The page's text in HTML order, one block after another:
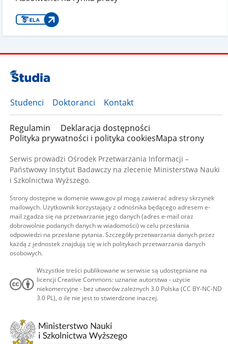
Studenci Doktoranci Kontakt
Regulamin
Deklaracja dostępności
Polityka prywatności i polityka cookiesMapa strony
Serwis prowadzi Ośrodek Przetwarzania Informacji –
Państwowy Instytut Badawczy na zlecenie Ministerstwa Nauki
i Szkolnictwa Wyższego.
Strony dostępne w domenie www.gov.pl mogą zawierać adresy skrzynek
mailowych. Użytkownik korzystający z odnośnika będącego adresem e-
mail zgadza się na przetwarzanie jego danych (adres e-mail oraz
dobrowolnie podanych danych w wiadomości) w celu przesłania
odpowiedzi na przesłane pytania. Szczegóły przetwarzania danych przez
każdą z jednostek znajdują się w ich politykach przetwarzania danych
osobowych.
Wszystkie treści publikowane w serwisie są udostępniane na
licencji Creative Commons: uznanie autorstwa - użycie
niekomercyjne - bez utworów zależnych 3.0 Polska (CC BY-NC-ND
3.0 PL), o ile nie jest to stwierdzone inaczej.